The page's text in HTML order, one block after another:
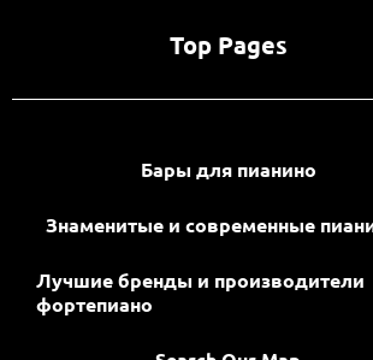
Top Pages
Бары для пианино
Знаменитые и современные
Лучшие бренды и производители
фортепиано